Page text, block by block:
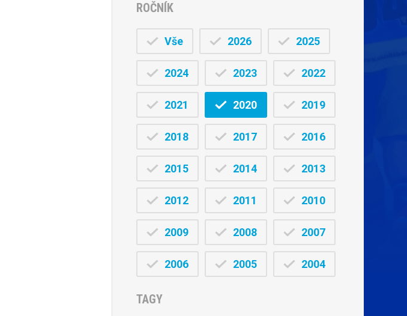
ROČNÍK
Vše 2026 2025
2024 2023 2022
2021 2020 2019
2018 2017 2016
2015 2014 2013
2012 2011 2010
2009 2008 2007
2006 2005 2004
TAGY